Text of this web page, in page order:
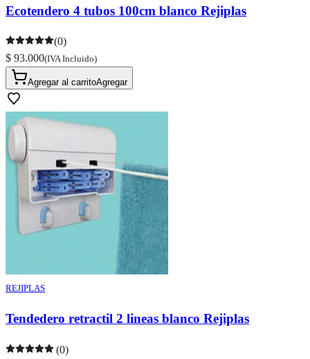
Ecotendero 4 tubos 100cm blanco Rejiplas
(0)
$ 93.000(IVA Incluido)
Agregar al carritoAgregar
REJIPLAS
Tendedero retractil 2 lineas blanco Rejiplas
(0)